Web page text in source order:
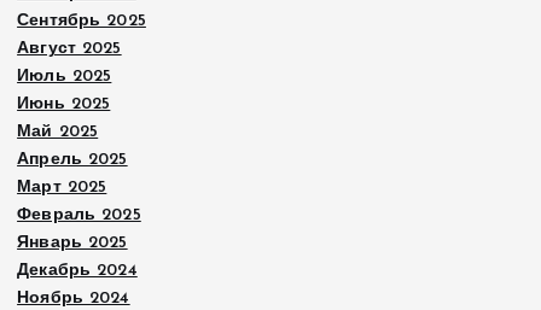
Сентябрь 2025
Август 2025
Июль 2025
Июнь 2025
Май 2025
Апрель 2025
Март 2025
Февраль 2025
Январь 2025
Декабрь 2024
Ноябрь 2024